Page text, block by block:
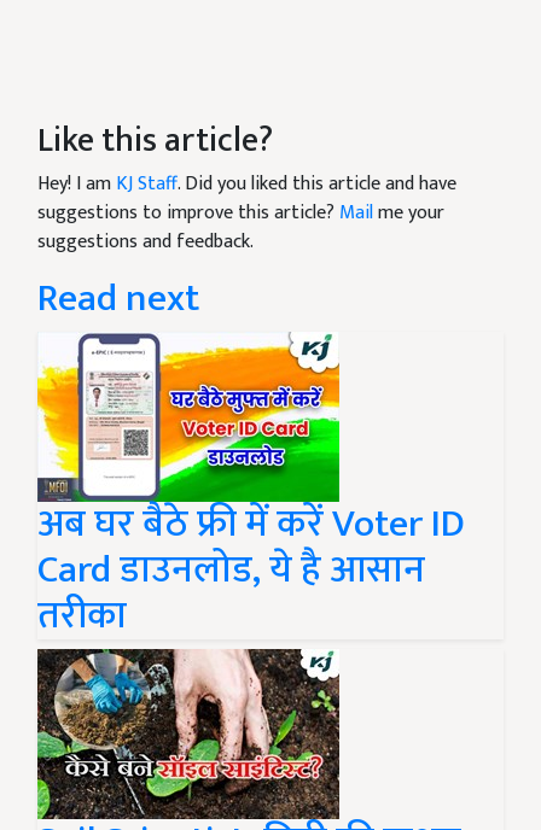
Like this article?
Hey! I amKJ Staff. Did you liked this article and have
suggestions to improve this article? Mailme your
suggestions and feedback.
Read next
अब घर बैठे फ्री में करें Voter ID
Card डाउनलोड, ये है आसान
तरीका